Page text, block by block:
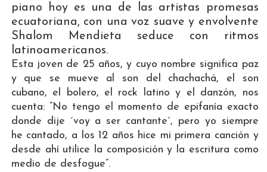
piano hoy es una de las artistas promesas
ecuatoriana, con una voz suave y envolvente
Shalom Mendieta seduce con ritmos
latinoamericanos.
Esta joven de 25 años, y cuyo nombre significa paz
y que se mueve al son del chachachá, el son
cubano, el bolero, el rock latino y el danzón, nos
cuenta: “No tengo el momento de epifanía exacto
donde dije ´voy a ser cantante´, pero yo siempre
he cantado, a los 12 años hice mi primera canción y
desde ahí utilice la composición y la escritura como
medio de desfogue”.